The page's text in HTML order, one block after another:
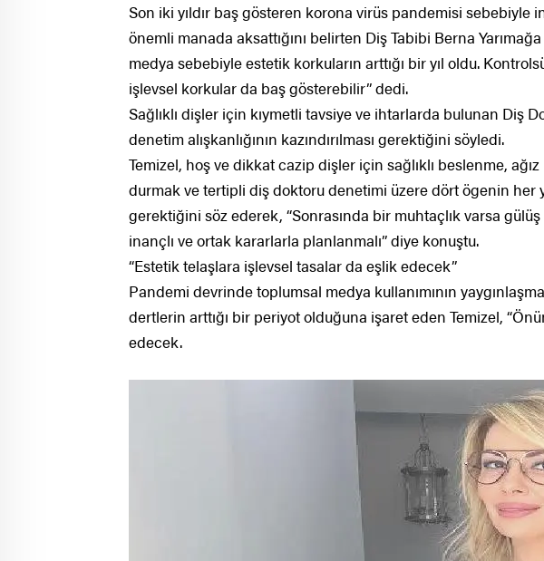
Son iki yıldır baş gösteren korona virüs pandemisi sebebiyle
önemli manada aksattığını belirten Diş Tabibi Berna
medya sebebiyle estetik korkuların arttığı bir yıl oldu.
işlevsel korkular da baş gösterebilir” dedi.
Sağlıklı dişler için kıymetli tavsiye ve ihtarlarda bulunan Diş
denetim alışkanlığının kazındırılması gerektiğini söyledi.
Temizel, hoş ve dikkat cazip dişler için sağlıklı beslenme, ağız
durmak ve tertipli diş doktoru denetimi üzere dört ögenin her
gerektiğini söz ederek, “Sonrasında bir muhtaçlık varsa gülüş
inançlı ve ortak kararlarla planlanmalı” diye konuştu.
“Estetik telaşlara işlevsel tasalar da eşlik edecek”
Pandemi devrinde toplumsal medya kullanımının
dertlerin arttığı bir periyot olduğuna işaret eden Temizel,
edecek.